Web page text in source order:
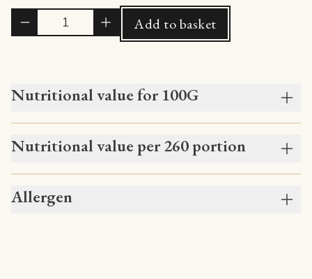
Add to basket
Nutritional value for 100G
Nutritional value per 260 portion
Allergen